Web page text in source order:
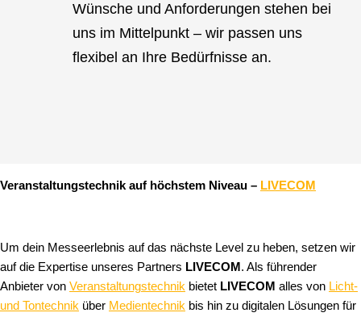
Wünsche und Anforderungen stehen bei
uns im Mittelpunkt – wir passen uns
flexibel an Ihre Bedürfnisse an.
Veranstaltungstechnik auf höchstem Niveau – LIVECOM
Um dein Messeerlebnis auf das nächste Level zu heben, setzen wir
auf die Expertise unseres Partners LIVECOM . Als führender
Anbieter von Veranstaltungstechnik bietet LIVECOM alles von Licht-
und Tontechnik über Medientechnik bis hin zu digitalen Lösungen für